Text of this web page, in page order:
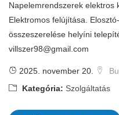
Napelemrendszerek elektros
Elektromos felújítása.
összeszerelése helyíni
villszer98@gmail.com
2025. november 20.
Kategória: Szolgáltatás